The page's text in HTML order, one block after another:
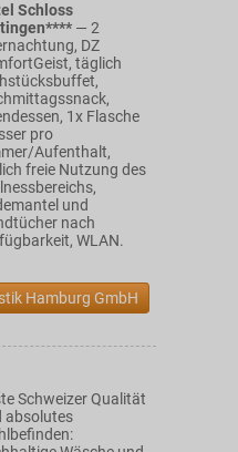
Schloss
— 2
DZ
täglich
1x Flasche
pro
Aufenthalt,
freie Nutzung des
und
nach
WLAN.
Hamburg GmbH
Schweizer Qualität
absolutes